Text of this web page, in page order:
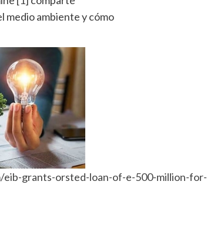
medio ambiente y cómo
grants-orsted-loan-of-e-500-million-for-